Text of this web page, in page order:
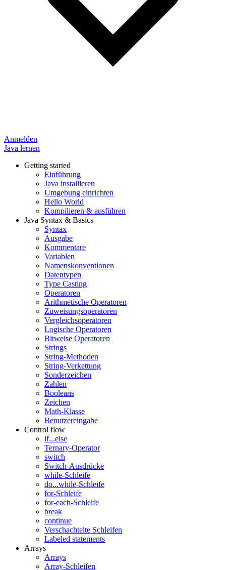
Anmelden
Java lernen
Getting started
Einführung
Java installieren
Umgebung einrichten
Hello World
Kompilieren & ausführen
Java Syntax & Basics
Syntax
Ausgabe
Kommentare
Variablen
Namenskonventionen
Datentypen
Type Casting
Operatoren
Arithmetische Operatoren
Zuweisungsoperatoren
Vergleichsoperatoren
Logische Operatoren
Bitweise Operatoren
Strings
String-Methoden
String-Verkettung
Sonderzeichen
Zahlen
Booleans
Zeichen
Math-Klasse
Benutzereingabe
Control flow
if...else
Ternary-Operator
switch
Switch-Ausdrücke
while-Schleife
do...while-Schleife
for-Schleife
for-each-Schleife
break
continue
Verschachtelte Schleifen
Labeled statements
Arrays
Arrays
Array-Schleifen